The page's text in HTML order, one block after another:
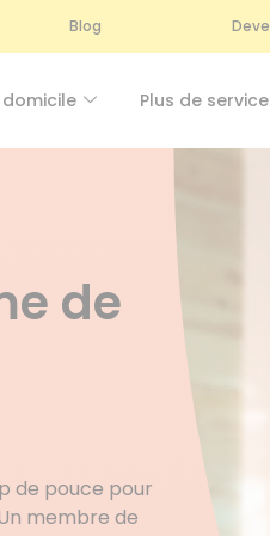
Blog
Plus de
de
de pouce pour
membre de